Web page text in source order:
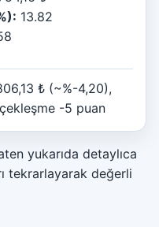
13.82
₺ (~%-4,20),
-5 puan
yukarıda detaylıca
tekrarlayarak değerli